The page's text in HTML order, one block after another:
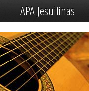
APA Jesuitinas